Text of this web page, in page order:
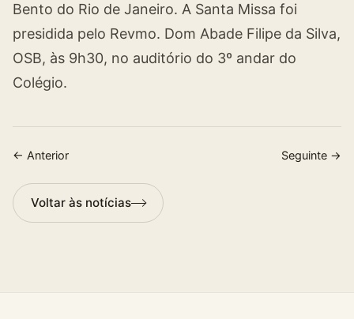
Bento do Rio de Janeiro. A Santa Missa foi
presidida pelo Revmo. Dom Abade Filipe da Silva,
OSB, às 9h30, no auditório do 3º andar do
Colégio.
← Anterior Seguinte →
Voltar às notícias